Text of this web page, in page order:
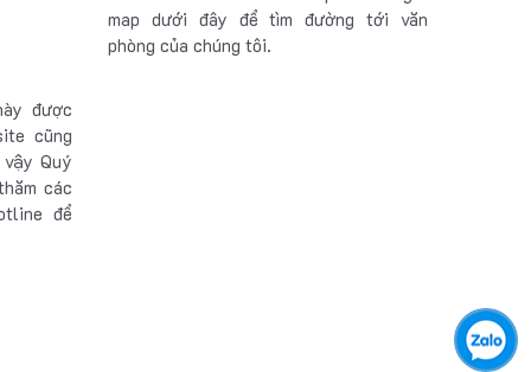
được
cũng
Quý
các
để
map dưới đây để tìm đường tới văn
phòng của chúng tôi.